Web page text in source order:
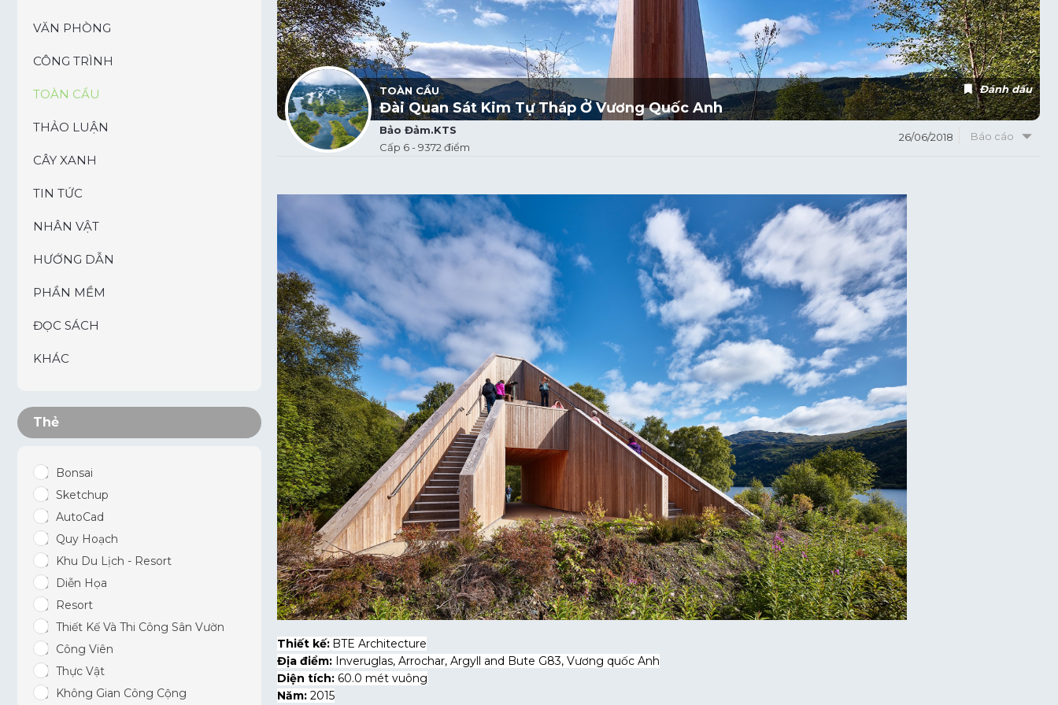
VĂN PHÒNG
CÔNG TRÌNH
TOÀN CẦU
THẢO LUẬN
CÂY XANH
TIN TỨC
NHÂN VẬT
HƯỚNG DẪN
PHẦN MỀM
ĐỌC SÁCH
KHÁC
Thẻ
Bonsai
Sketchup
AutoCad
Quy Hoạch
Khu Du Lịch - Resort
Diễn Họa
Resort
Thiết Kế Và Thi Công Sân Vườn
Công Viên
Thực Vật
Không Gian Công Cộng
Bảo Đảm.KTS
Cấp 6 - 9372 điểm
Đánh dấu
TOÀN CẦU
Đài Quan Sát Kim Tự Tháp Ở Vương Quốc Anh
26/06/2018 Báo cáo
Thiết kế: BTE Architecture
Địa điểm: Inveruglas, Arrochar, Argyll and Bute G83, Vương quốc Anh
Diện tích: 60.0 mét vuông
Năm: 2015